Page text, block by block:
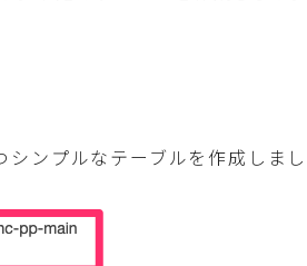
ンプルなテーブルを作成しまし